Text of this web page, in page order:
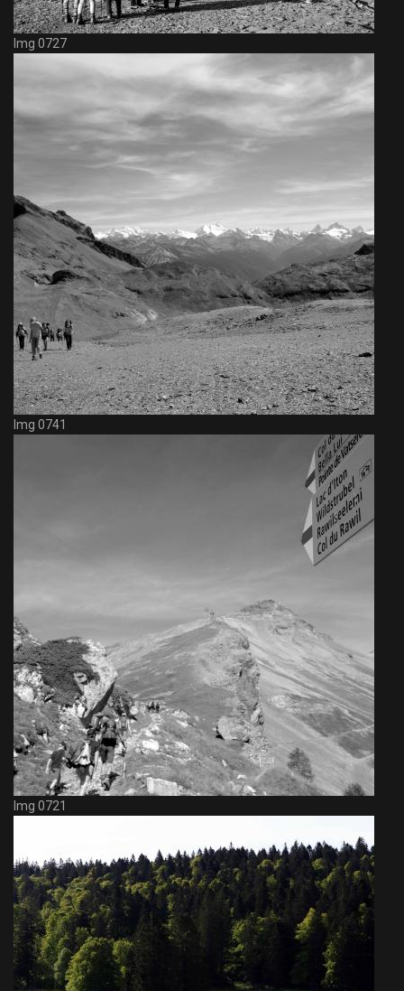
Img 0727
Img 0741
Img 0721